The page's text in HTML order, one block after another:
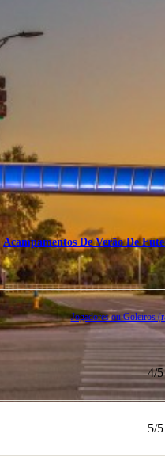
oferece um programa intensivo de futebol ou
Acampamentos De Verão De
Jogadores ou Goleiros
4/5
5/5